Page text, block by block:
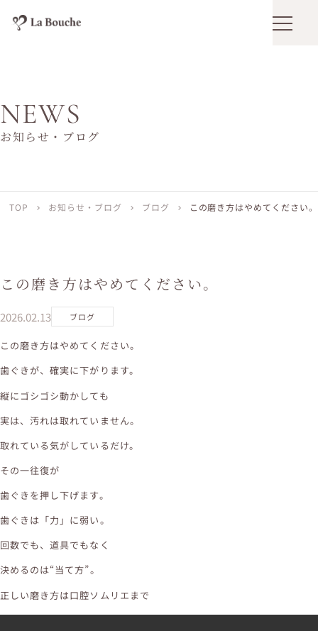
メニュ
NEWS
お知らせ・ブログ
TOP chevron_right お知らせ・ブログ chevron_right ブログ chevron_right この磨き方はやめてください。
この磨き方はやめてください。
2026.02.13 ブログ
この磨き方はやめてください。
歯ぐきが、確実に下がります。
縦にゴシゴシ動かしても
実は、汚れは取れていません。
取れている気がしているだけ。
その一往復が
歯ぐきを押し下げます。
歯ぐきは「力」に弱い。
回数でも、道具でもなく
決めるのは“当て方”。
正しい磨き方は口腔ソムリエまで